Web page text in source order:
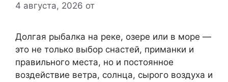
4 августа, 2026 от
Долгая рыбалка на реке, озере или в море —
это не только выбор снастей, приманки и
правильного места, но и постоянное
воздействие ветра, солнца, сырого воздуха и